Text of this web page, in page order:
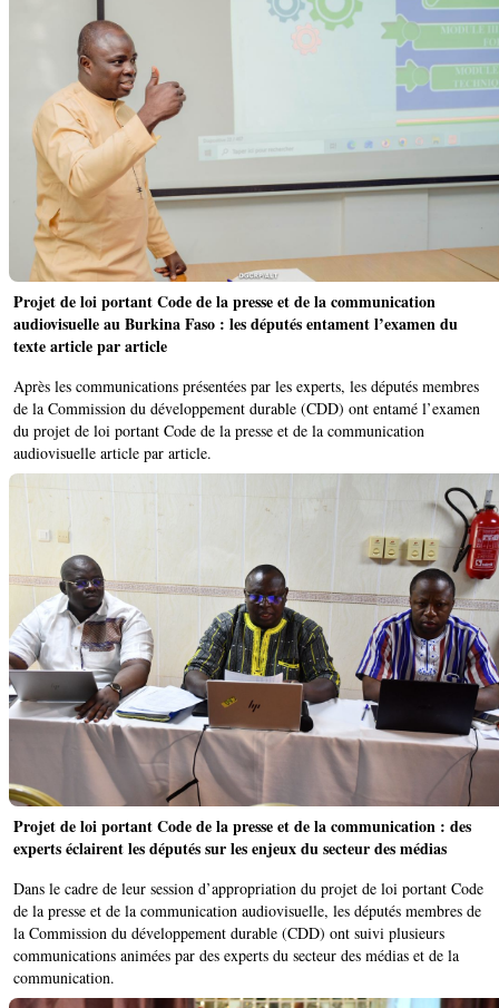
Projet de loi portant Code de la presse et de la communication
audiovisuelle au Burkina Faso : les députés entament l’examen du
texte article par article
Après les communications présentées par les experts, les députés membres
de la Commission du développement durable (CDD) ont entamé l’examen
du projet de loi portant Code de la presse et de la communication
audiovisuelle article par article.
Projet de loi portant Code de la presse et de la communication : des
experts éclairent les députés sur les enjeux du secteur des médias
Dans le cadre de leur session d’appropriation du projet de loi portant Code
de la presse et de la communication audiovisuelle, les députés membres de
la Commission du développement durable (CDD) ont suivi plusieurs
communications animées par des experts du secteur des médias et de la
communication.